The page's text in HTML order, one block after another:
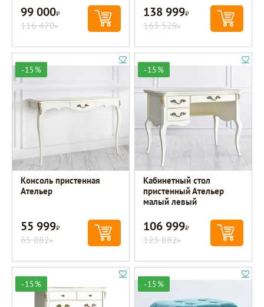
99 000Р
116 470Р
138 999Р
163 529Р
-15%
Консоль пристенная
Ательер
55 999Р
65 882Р
-15%
Кабинетный стол
пристенный Ательер
малый левый
106 999Р
125 882Р
-15% -15%